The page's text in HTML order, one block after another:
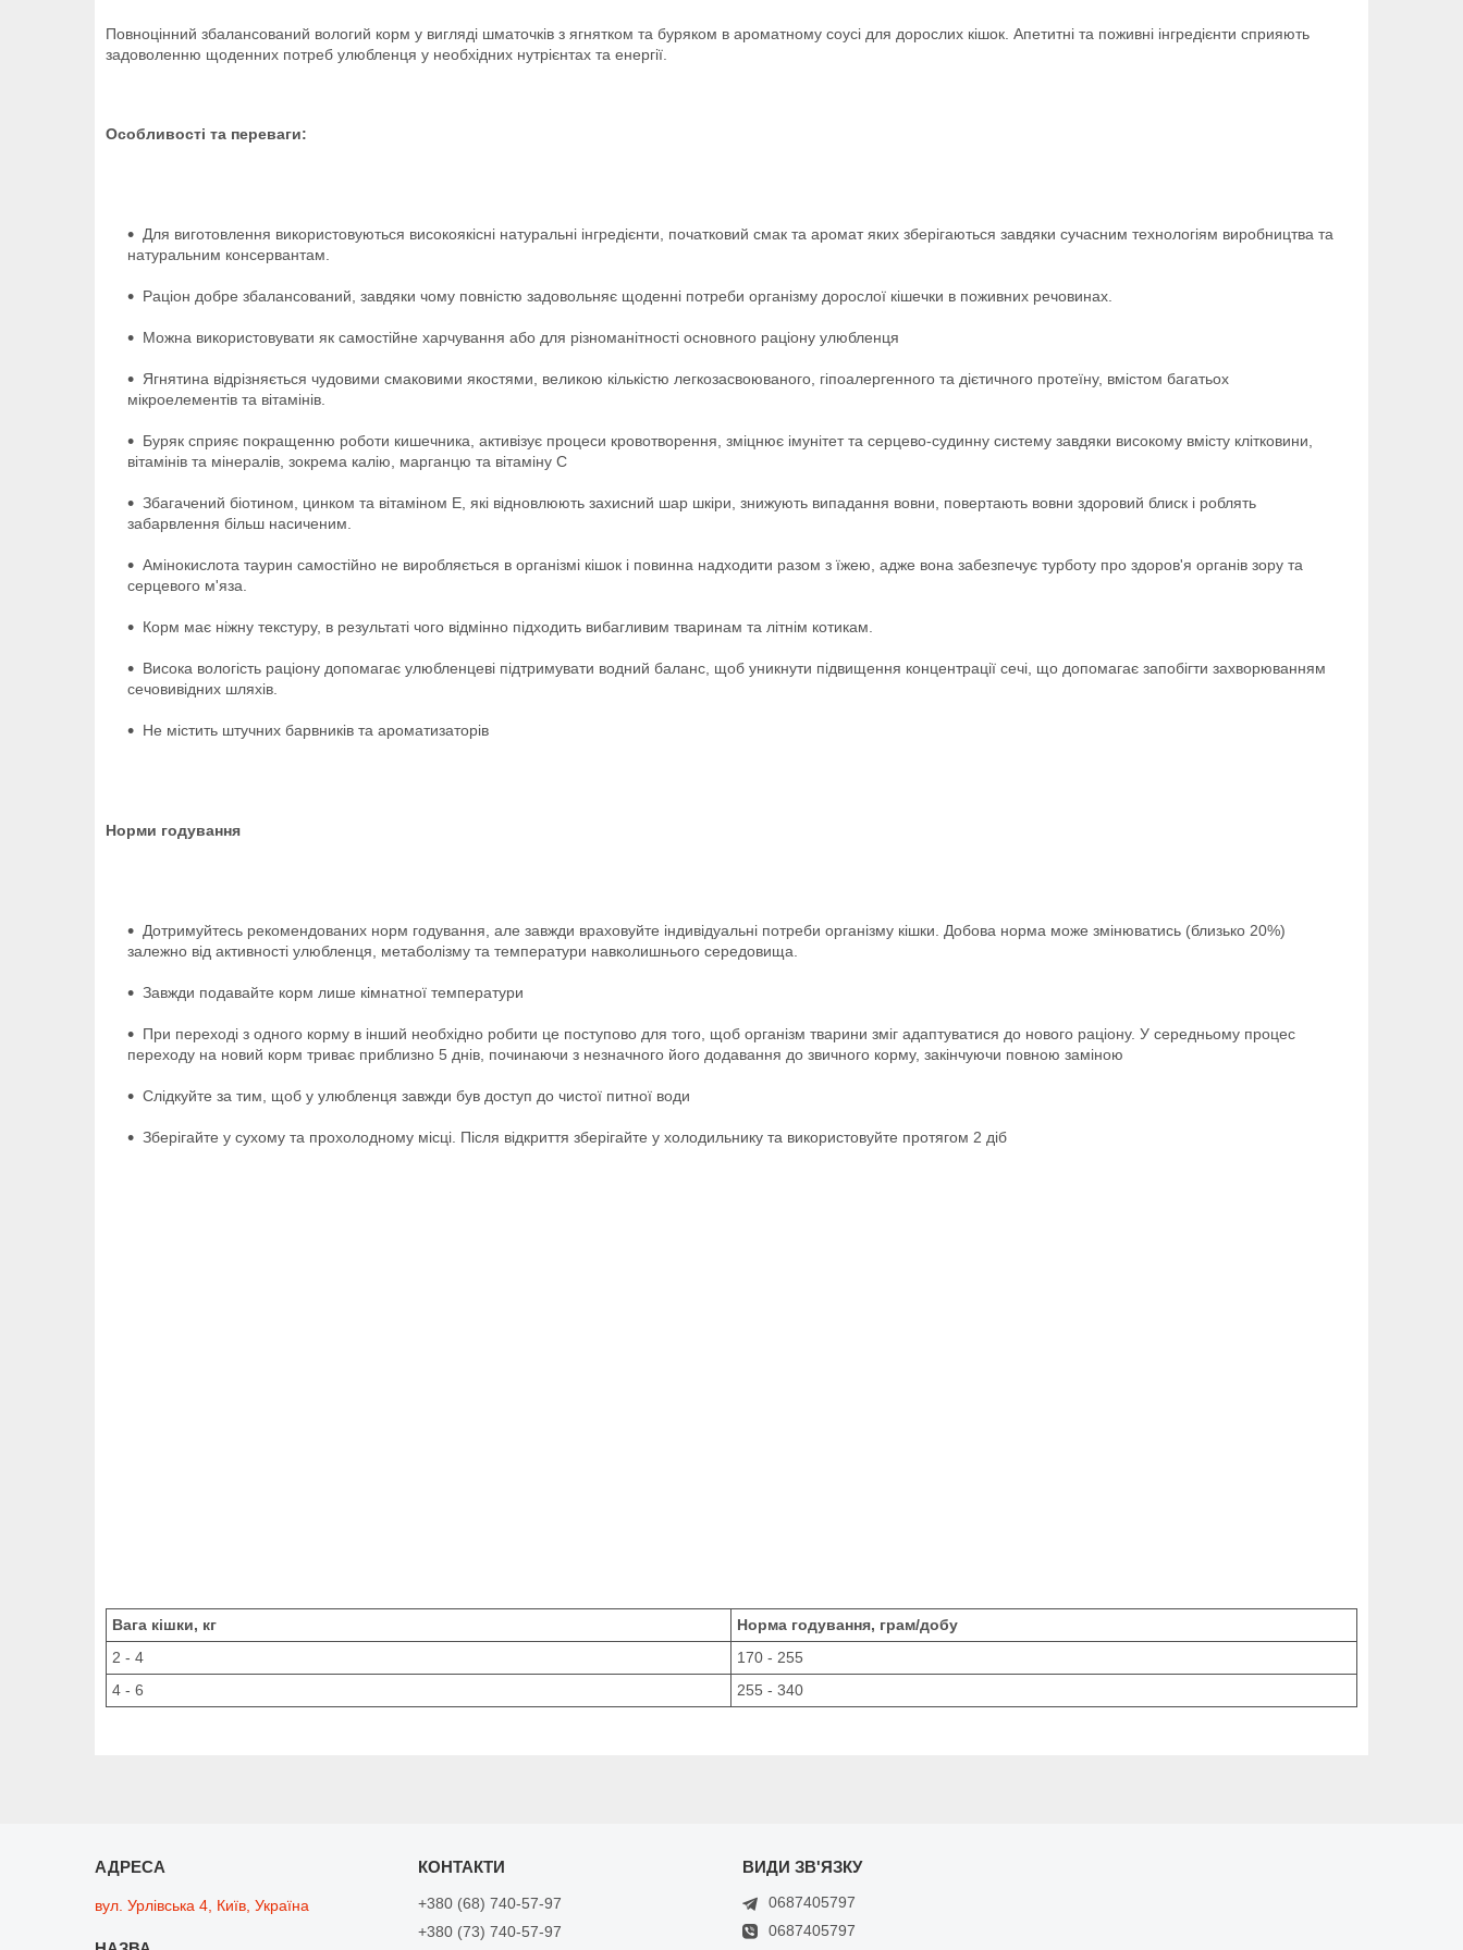
Повноцінний збалансований вологий корм у вигляді шматочків з ягнятком та буряком в ароматному соусі для дорослих кішок. Апетитні та поживні інгредієнти сприяють
задоволенню щоденних потреб улюбленця у необхідних нутрієнтах та енергії.
Особливості та переваги:
Для виготовлення використовуються високоякісні натуральні інгредієнти, початковий смак та аромат яких зберігаються завдяки сучасним технологіям виробництва та
натуральним консервантам.
Раціон добре збалансований, завдяки чому повністю задовольняє щоденні потреби організму дорослої кішечки в поживних речовинах.
Можна використовувати як самостійне харчування або для різноманітності основного раціону улюбленця
Ягнятина відрізняється чудовими смаковими якостями, великою кількістю легкозасвоюваного, гіпоалергенного та дієтичного протеїну, вмістом багатьох
мікроелементів та вітамінів.
Буряк сприяє покращенню роботи кишечника, активізує процеси кровотворення, зміцнює імунітет та серцево-судинну систему завдяки високому вмісту клітковини,
вітамінів та мінералів, зокрема калію, марганцю та вітаміну С
Збагачений біотином, цинком та вітаміном Е, які відновлюють захисний шар шкіри, знижують випадання вовни, повертають вовни здоровий блиск і роблять
забарвлення більш насиченим.
Амінокислота таурин самостійно не виробляється в організмі кішок і повинна надходити разом з їжею, адже вона забезпечує турботу про здоров'я органів зору та
серцевого м'яза.
Корм має ніжну текстуру, в результаті чого відмінно підходить вибагливим тваринам та літнім котикам.
Висока вологість раціону допомагає улюбленцеві підтримувати водний баланс, щоб уникнути підвищення концентрації сечі, що допомагає запобігти захворюванням
сечовивідних шляхів.
Не містить штучних барвників та ароматизаторів
Норми годування
Дотримуйтесь рекомендованих норм годування, але завжди враховуйте індивідуальні потреби організму кішки. Добова норма може змінюватись (близько 20%)
залежно від активності улюбленця, метаболізму та температури навколишнього середовища.
Завжди подавайте корм лише кімнатної температури
При переході з одного корму в інший необхідно робити це поступово для того, щоб організм тварини зміг адаптуватися до нового раціону. У середньому процес
переходу на новий корм триває приблизно 5 днів, починаючи з незначного його додавання до звичного корму, закінчуючи повною заміною
Слідкуйте за тим, щоб у улюбленця завжди був доступ до чистої питної води
Зберігайте у сухому та прохолодному місці. Після відкриття зберігайте у холодильнику та використовуйте протягом 2 діб
Вага кішки, кг
Норма годування, грам/добу
2 - 4
170 - 255
4 - 6
255 - 340
вул. Урлівська 4, Київ, Україна
+380 (68) 740-57-97
+380 (73) 740-57-97
0687405797
0687405797